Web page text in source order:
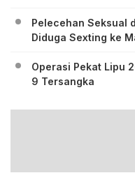
Pelecehan Seksual
Diduga Sexting ke
Operasi Pekat Lipu
9 Tersangka